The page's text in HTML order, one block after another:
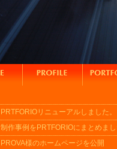
PRTFORIOリニューアルしました。
制作事例をPRTFORIOにまとめま
PROVA様のホームページを公開